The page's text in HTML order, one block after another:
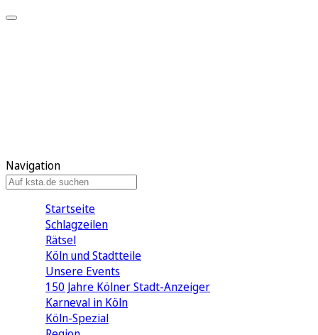
Navigation
Startseite
Schlagzeilen
Rätsel
Köln und Stadtteile
Unsere Events
150 Jahre Kölner Stadt-Anzeiger
Karneval in Köln
Köln-Spezial